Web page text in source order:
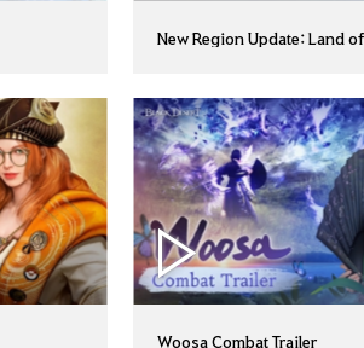
New Region Update: Land
Woosa Combat Trailer